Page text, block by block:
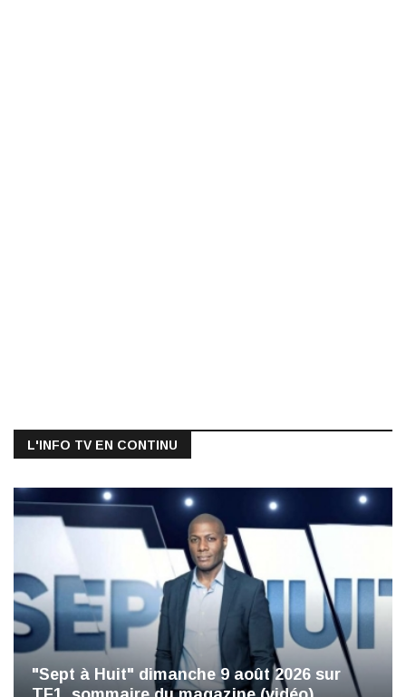
L'INFO TV EN CONTINU
"Sept à Huit" dimanche 9 août 2026 sur